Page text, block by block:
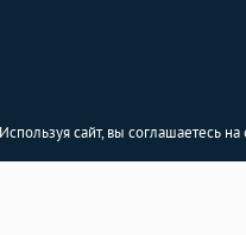
Используя сайт, вы соглашаетесь